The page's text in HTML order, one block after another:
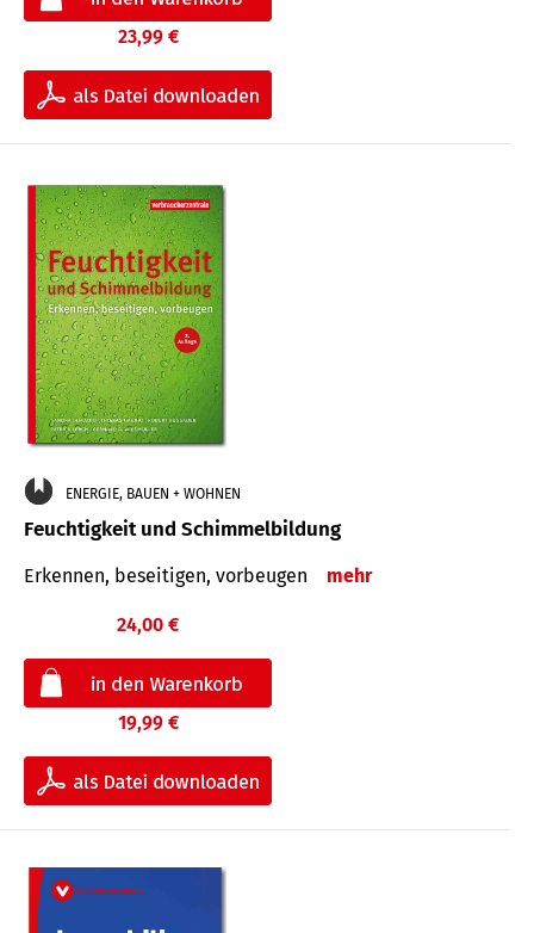
23,99 €
ENERGIE, BAUEN + WOHNEN
Feuchtigkeit und Schimmelbildung
Erkennen, beseitigen, vorbeugen mehr
24,00 €
19,99 €